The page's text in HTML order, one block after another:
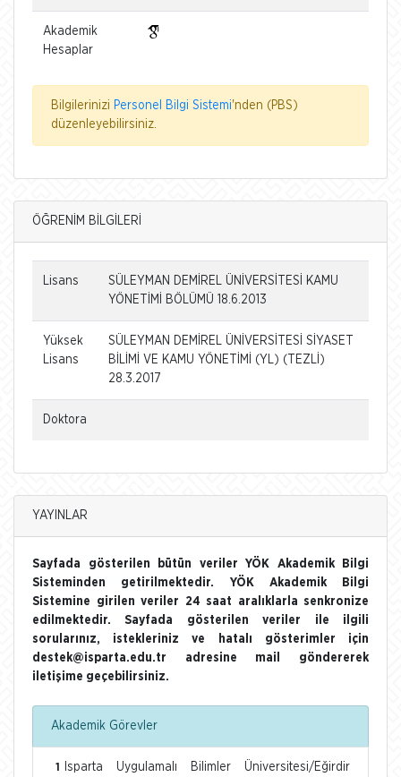
Akademik
Hesaplar
Bilgilerinizi Personel Bilgi Sistemi'nden (PBS)
düzenleyebilirsiniz.
ÖĞRENİM BİLGİLERİ
Lisans
SÜLEYMAN DEMİREL ÜNİVERSİTESİ KAMU
YÖNETİMİ BÖLÜMÜ 18.6.2013
Yüksek
Lisans
SÜLEYMAN DEMİREL ÜNİVERSİTESİ SİYASET
BİLİMİ VE KAMU YÖNETİMİ (YL) (TEZLİ)
28.3.2017
Doktora
YAYINLAR
Sayfada gösterilen bütün veriler YÖK Akademik Bilgi
Sisteminden getirilmektedir. YÖK Akademik Bilgi
Sistemine girilen veriler 24 saat aralıklarla senkronize
edilmektedir. Sayfada gösterilen veriler ile ilgili
sorularınız, istekleriniz ve hatalı gösterimler için
destek@isparta.edu.tr adresine mail göndererek
iletişime geçebilirsiniz.
Akademik Görevler
1
Isparta Uygulamalı Bilimler Üniversitesi/Eğirdir